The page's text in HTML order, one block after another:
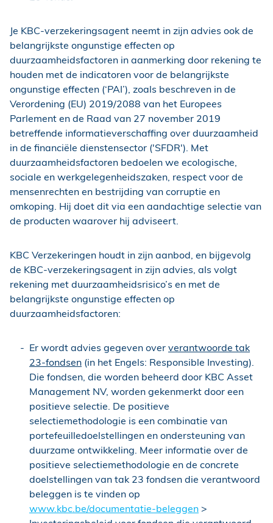
Je KBC-verzekeringsagent neemt in zijn advies ook de
belangrijkste ongunstige effecten op
duurzaamheidsfactoren in aanmerking door rekening te
houden met de indicatoren voor de belangrijkste
ongunstige effecten (‘PAI’), zoals beschreven in de
Verordening (EU) 2019/2088 van het Europees
Parlement en de Raad van 27 november 2019
betreffende informatieverschaffing over duurzaamheid
in de financiële dienstensector ('SFDR'). Met
duurzaamheidsfactoren bedoelen we ecologische,
sociale en werkgelegenheidszaken, respect voor de
mensenrechten en bestrijding van corruptie en
omkoping. Hij doet dit via een aandachtige selectie van
de producten waarover hij adviseert.
KBC Verzekeringen houdt in zijn aanbod, en bijgevolg
de KBC-verzekeringsagent in zijn advies, als volgt
rekening met duurzaamheidsrisico’s en met de
belangrijkste ongunstige effecten op
duurzaamheidsfactoren:
Er wordt advies gegeven oververantwoorde tak
23-fondsen (in het Engels: Responsible Investing).
Die fondsen, die worden beheerd door KBC Asset
Management NV, worden gekenmerkt door een
positieve selectie. De positieve
selectiemethodologie is een combinatie van
portefeuilledoelstellingen en ondersteuning van
duurzame ontwikkeling. Meer informatie over de
positieve selectiemethodologie en de concrete
doelstellingen van tak 23 fondsen die verantwoord
beleggen is te vinden op
www.kbc.be/documentatie-beleggen >